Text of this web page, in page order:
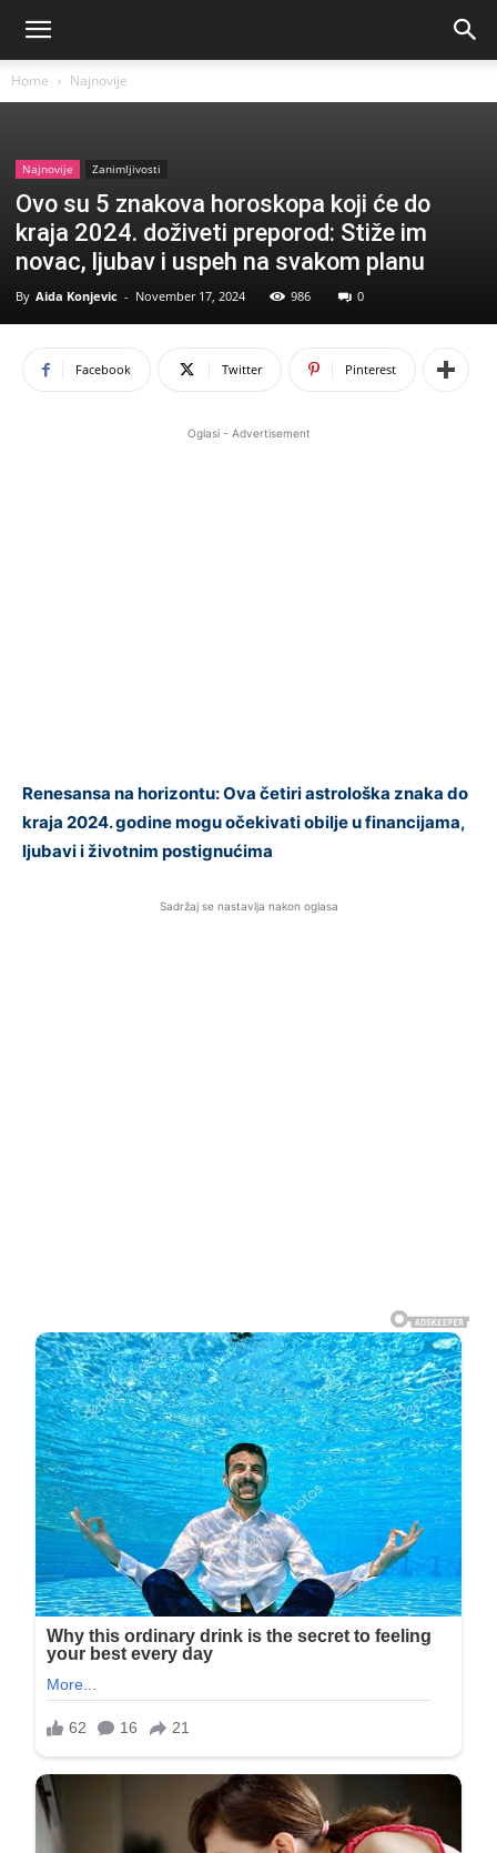
Home Najnovije
Najnovije Zanimljivosti
Ovo su 5 znakova horoskopa koji će do
kraja 2024. doživeti preporod: Stiže im
novac, ljubav i uspeh na svakom planu
By Aida Konjevic - November 17, 2024 986 0
Facebook Twitter Pinterest
Oglasi - Advertisement
Renesansa na horizontu: Ova četiri astrološka znaka do
kraja 2024. godine mogu očekivati obilje u financijama,
ljubavi i životnim postignućima
Sadržaj se nastavlja nakon oglasa